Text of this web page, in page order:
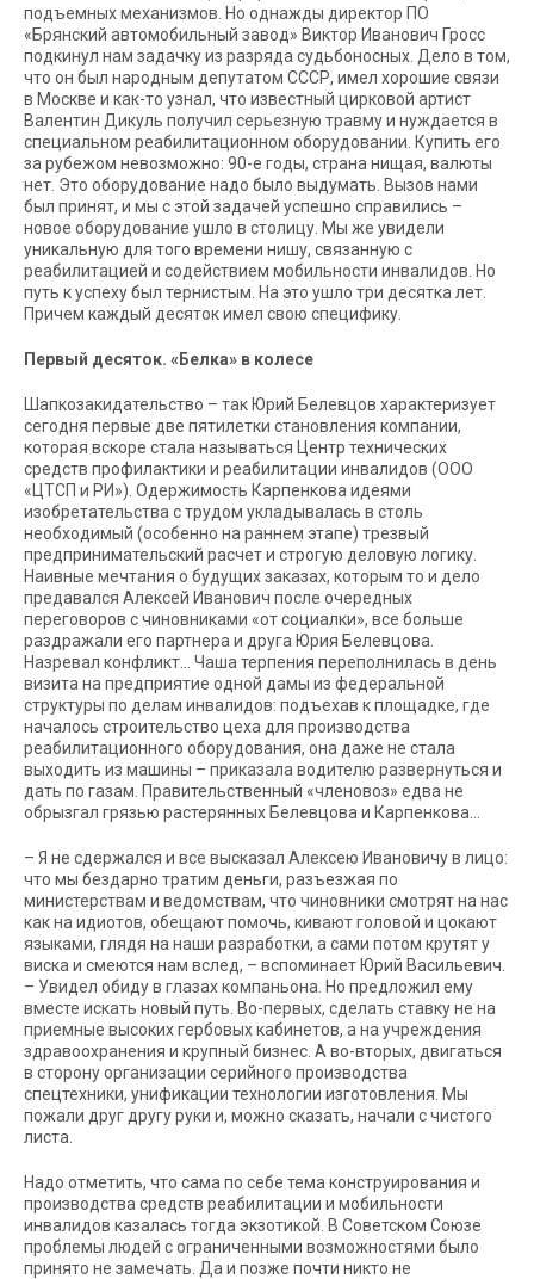
подъемных механизмов. Но однажды директор ПО
«Брянский автомобильный завод» Виктор Иванович Гросс
подкинул нам задачку из разряда судьбоносных. Дело в том,
что он был народным депутатом СССР, имел хорошие связи
в Москве и как-то узнал, что известный цирковой артист
Валентин Дикуль получил серьезную травму и нуждается в
специальном реабилитационном оборудовании. Купить его
за рубежом невозможно: 90-е годы, страна нищая, валюты
нет. Это оборудование надо было выдумать. Вызов нами
был принят, и мы с этой задачей успешно справились –
новое оборудование ушло в столицу. Мы же увидели
уникальную для того времени нишу, связанную с
реабилитацией и содействием мобильности инвалидов. Но
путь к успеху был тернистым. На это ушло три десятка лет.
Причем каждый десяток имел свою специфику.
Первый десяток. «Белка» в колесе
Шапкозакидательство – так Юрий Белевцов характеризует
сегодня первые две пятилетки становления компании,
которая вскоре стала называться Центр технических
средств профилактики и реабилитации инвалидов (ООО
«ЦТСП и РИ»). Одержимость Карпенкова идеями
изобретательства с трудом укладывалась в столь
необходимый (особенно на раннем этапе) трезвый
предпринимательский расчет и строгую деловую логику.
Наивные мечтания о будущих заказах, которым то и дело
предавался Алексей Иванович после очередных
переговоров с чиновниками «от социалки», все больше
раздражали его партнера и друга Юрия Белевцова.
Назревал конфликт… Чаша терпения переполнилась в день
визита на предприятие одной дамы из федеральной
структуры по делам инвалидов: подъехав к площадке, где
началось строительство цеха для производства
реабилитационного оборудования, она даже не стала
выходить из машины – приказала водителю развернуться и
дать по газам. Правительственный «членовоз» едва не
обрызгал грязью растерянных Белевцова и Карпенкова…
– Я не сдержался и все высказал Алексею Ивановичу в лицо:
что мы бездарно тратим деньги, разъезжая по
министерствам и ведомствам, что чиновники смотрят на нас
как на идиотов, обещают помочь, кивают головой и цокают
языками, глядя на наши разработки, а сами потом крутят у
виска и смеются нам вслед, – вспоминает Юрий Васильевич.
– Увидел обиду в глазах компаньона. Но предложил ему
вместе искать новый путь. Во-первых, сделать ставку не на
приемные высоких гербовых кабинетов, а на учреждения
здравоохранения и крупный бизнес. А во-вторых, двигаться
в сторону организации серийного производства
спецтехники, унификации технологии изготовления. Мы
пожали друг другу руки и, можно сказать, начали с чистого
листа.
Надо отметить, что сама по себе тема конструирования и
производства средств реабилитации и мобильности
инвалидов казалась тогда экзотикой. В Советском Союзе
проблемы людей с ограниченными возможностями было
принято не замечать. Да и позже почти никто не